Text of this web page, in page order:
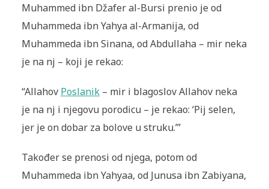
Muhammed ibn Džafer al-Bursi prenio je od
Muhammeda ibn Yahya al-Armanija, od
Muhammeda ibn Sinana, od Abdullaha – mir neka
je na nj – koji je rekao:
“Allahov Poslanik– mir i blagoslov Allahov neka
je na nj i njegovu porodicu – je rekao: ‘Pij selen,
jer je on dobar za bolove u struku.’”
Također se prenosi od njega, potom od
Muhammeda ibn Yahyaa, od Junusa ibn Zabiyana,